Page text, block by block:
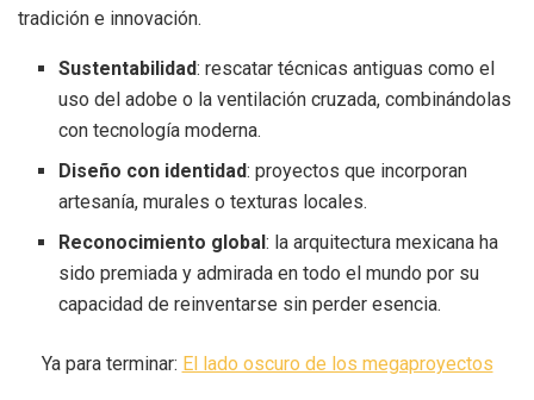
tradición e innovación.
Sustentabilidad: rescatar técnicas antiguas como el
uso del adobe o la ventilación cruzada, combinándolas
con tecnología moderna.
Diseño con identidad: proyectos que incorporan
artesanía, murales o texturas locales.
Reconocimiento global: la arquitectura mexicana ha
sido premiada y admirada en todo el mundo por su
capacidad de reinventarse sin perder esencia.
Ya para terminar: El lado oscuro de los megaproyectos